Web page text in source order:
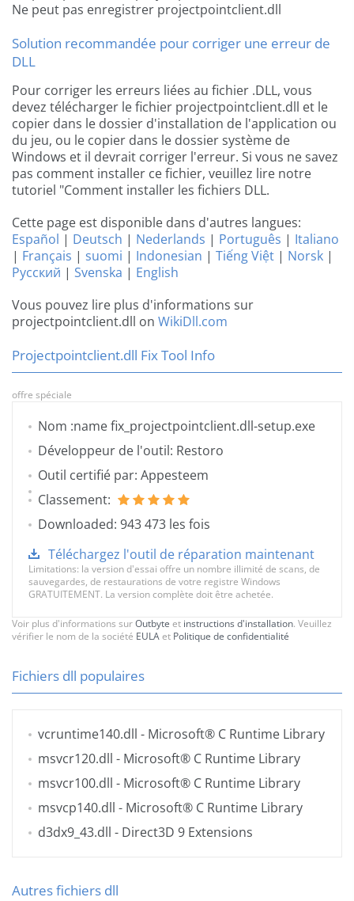
Ne peut pas enregistrer projectpointclient.dll
Solution recommandée pour corriger une erreur de
DLL
Pour corriger les erreurs liées au fichier .DLL, vous
devez télécharger le fichier projectpointclient.dll et le
copier dans le dossier d'installation de l'application ou
du jeu, ou le copier dans le dossier système de
Windows et il devrait corriger l'erreur. Si vous ne savez
pas comment installer ce fichier, veuillez lire notre
tutoriel "Comment installer les fichiers DLL.
Cette page est disponible dans d'autres langues:
Español | Deutsch | Nederlands | Português | Italiano
| Français | suomi | Indonesian | Tiếng Việt | Norsk |
Русский | Svenska | English
Vous pouvez lire plus d'informations sur
projectpointclient.dll on WikiDll.com
Projectpointclient.dll Fix Tool Info
offre spéciale
Nom :name fix_projectpointclient.dll-setup.exe
Développeur de l'outil: Restoro
Outil certifié par: Appesteem
Classement:
Downloaded: 943 473 les fois
Téléchargez l'outil de réparation maintenant
Limitations: la version d'essai offre un nombre illimité de scans, de
sauvegardes, de restaurations de votre registre Windows
GRATUITEMENT. La version complète doit être achetée.
Voir plus d'informations surOutbyte et instructions d'installation. Veuillez
vérifier le nom de la société EULAet Politique de confidentialité
Fichiers dll populaires
vcruntime140.dll - Microsoft® C Runtime Library
msvcr120.dll - Microsoft® C Runtime Library
msvcr100.dll - Microsoft® C Runtime Library
msvcp140.dll - Microsoft® C Runtime Library
d3dx9_43.dll - Direct3D 9 Extensions
Autres fichiers dll